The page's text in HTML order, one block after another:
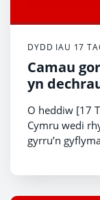
DYDD IAU 17
Camau
yn
O heddiw [17
Cymru wedi
gyrru’n